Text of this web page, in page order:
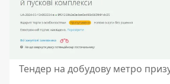
Тендер на добудову метро